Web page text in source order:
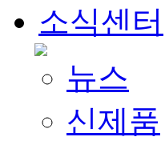
소식센터
뉴스
신제품